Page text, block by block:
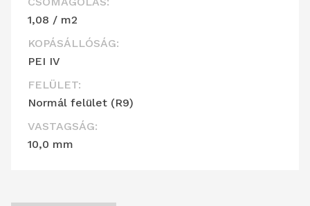
1,08 / m2
KOPÁSÁLLÓSÁG:
PEI IV
FELÜLET:
Normál felület (R9)
VASTAGSÁG:
10,0 mm